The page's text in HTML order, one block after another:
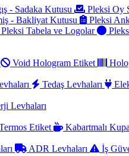
- Sadaka Kutusu Pleksi Oy
- Bakliyat Kutusu Pleksi
Pleksi Tabela ve Logolar
Void Hologram Etiket
Tedaş Levhaları
Levhaları
Etiket Kabartmalı
ADR Levhaları İş